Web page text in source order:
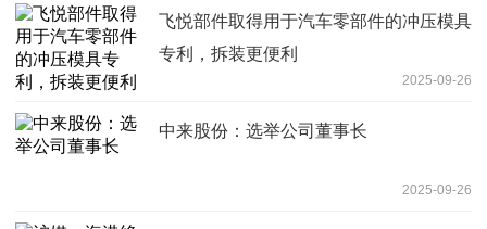
飞悦部件取得用于汽车零部件的冲压模具
专利，拆装更便利
2025-09-26
中来股份：选举公司董事长
2025-09-26